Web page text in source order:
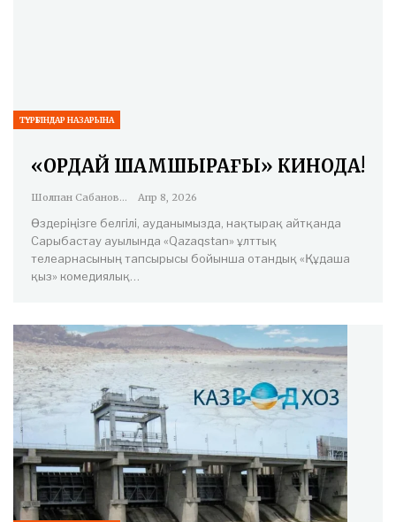
ТҰРҒЫНДАР НАЗАРЫНА
«ҚОРДАЙ ШАМШЫРАҒЫ» КИНОДА!
Шолпан Сабанова Апр 8, 2026
Өздеріңізге белгілі, ауданымызда, нақтырақ айтқанда
Сарыбастау ауылында «Qazaqstan» ұлттық
телеарнасының тапсырысы бойынша отандық «Құдаша
қыз» комедиялық…